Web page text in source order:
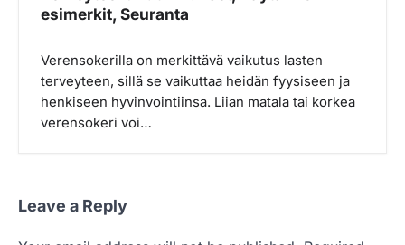
esimerkit, Seuranta
Verensokerilla on merkittävä vaikutus lasten
terveyteen, sillä se vaikuttaa heidän fyysiseen ja
henkiseen hyvinvointiinsa. Liian matala tai korkea
verensokeri voi…
Leave a Reply